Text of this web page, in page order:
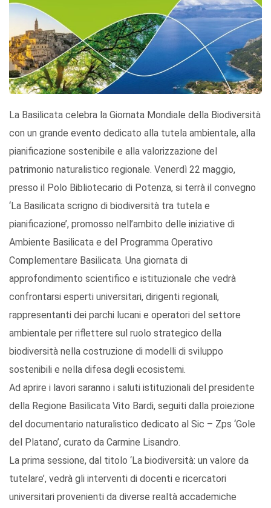
La Basilicata celebra la Giornata Mondiale della Biodiversità
con un grande evento dedicato alla tutela ambientale, alla
pianificazione sostenibile e alla valorizzazione del
patrimonio naturalistico regionale. Venerdì 22 maggio,
presso il Polo Bibliotecario di Potenza, si terrà il convegno
‘La Basilicata scrigno di biodiversità tra tutela e
pianificazione’, promosso nell’ambito delle iniziative di
Ambiente Basilicata e del Programma Operativo
Complementare Basilicata. Una giornata di
approfondimento scientifico e istituzionale che vedrà
confrontarsi esperti universitari, dirigenti regionali,
rappresentanti dei parchi lucani e operatori del settore
ambientale per riflettere sul ruolo strategico della
biodiversità nella costruzione di modelli di sviluppo
sostenibili e nella difesa degli ecosistemi.
Ad aprire i lavori saranno i saluti istituzionali del presidente
della Regione Basilicata Vito Bardi, seguiti dalla proiezione
del documentario naturalistico dedicato al Sic – Zps ‘Gole
del Platano’, curato da Carmine Lisandro.
La prima sessione, dal titolo ‘La biodiversità: un valore da
tutelare’, vedrà gli interventi di docenti e ricercatori
universitari provenienti da diverse realtà accademiche